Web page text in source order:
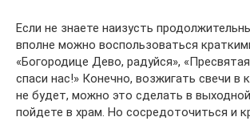
Если не знаете наизусть
вполне можно воспользоваться
«Богородице Дево, радуйся»,
спаси нас!» Конечно, возжигать свечи в
не будет, можно это сделать в
пойдете в храм. Но сосредоточиться и